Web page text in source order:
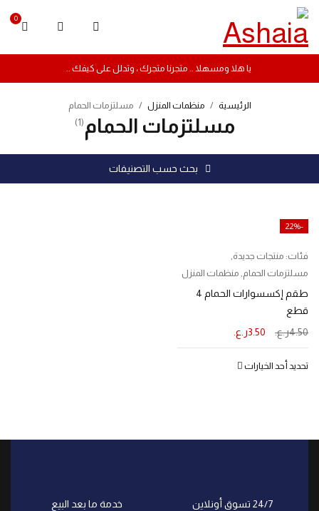
0
يا هلا ومسهلا .. متجرنا متجرك ، وتدلل على كيفك ..
الرئيسية / منظمات المنزل / مسلتزمات الحمام
مسلتزمات الحمام (1)
بحث حسب التصنيفات
-22%
فئات: منتجات جديدة,
مسلتزمات الحمام, منظمات المنزل
طقم إكسسوارات الحمام 4
قطع
4.50ر.ع. 3.50ر.ع.
تحديد أحد الخيارات
24/7 تسوق أونلاين
خدمة ما بعد البيع